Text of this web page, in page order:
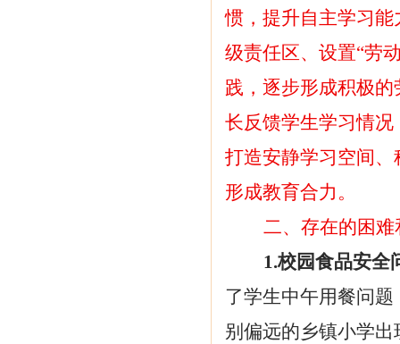
惯，提升自主学习能
级责任区、设置“劳
践，逐步形成积极
长反馈学生学习情
打造安静学习空间
形成教育合力。
二、存在的困难
1.校园食品安全
了学生中午用餐问
别偏远的乡镇小学